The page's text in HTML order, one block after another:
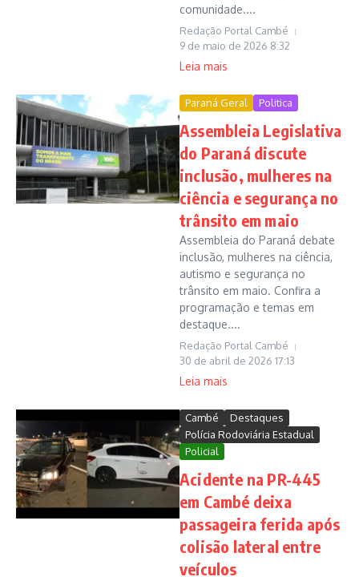
comunidade....
Redação Portal Cambé
9 de maio de 2026 8:32
Leia mais
Paraná Geral Politica
Assembleia Legislativa
do Paraná discute
inclusão, mulheres na
ciência e segurança no
trânsito em maio
Assembleia do Paraná debate
inclusão, mulheres na ciência,
autismo e segurança no
trânsito em maio. Confira a
programação e temas em
destaque....
Redação Portal Cambé
30 de abril de 2026 17:13
Leia mais
Cambé
Destaques
Polícia Rodoviária Estadual
Policial
Acidente na PR-445
em Cambé deixa
passageira ferida após
colisão lateral entre
veículos